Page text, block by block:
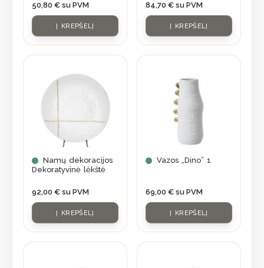
50,80 € su PVM
Į KREPŠELĮ
84,70 € su PVM
Į KREPŠELĮ
Namų dekoracijos
Dekoratyvinė lėkštė
92,00 € su PVM
Į KREPŠELĮ
Vazos „Dino” 1
69,00 € su PVM
Į KREPŠELĮ